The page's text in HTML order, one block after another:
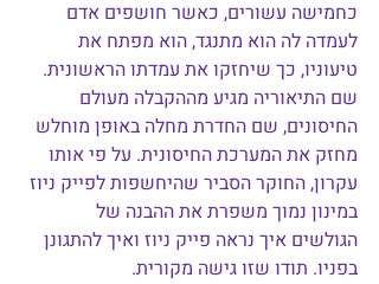
כחמישה עשורים, כאשר חושפים אדם
לעמדה לה הוא מתנגד, הוא מפתח את
טיעוניו, כך שיחזקו את עמדתו הראשונית.
שם התיאוריה מגיע מההקבלה מעולם
החיסונים, שם החדרת מחלה באופן מוחלש
מחזק את המערכת החיסונית. על פי אותו
עקרון, החוקר הסביר שהיחשפות לפייק ניוז
במינון נמוך משפרת את ההבנה של
הגולשים איך נראה פייק ניוז ואיך להתגונן
בפניו. תודו שזו גישה מקורית.